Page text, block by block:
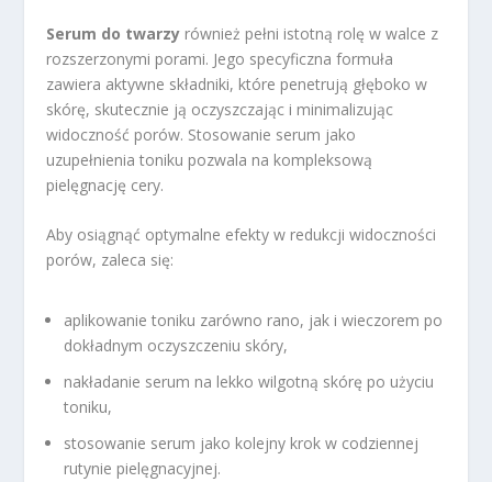
Serum do twarzy również pełni istotną rolę w walce z
rozszerzonymi porami. Jego specyficzna formuła
zawiera aktywne składniki, które penetrują głęboko w
skórę, skutecznie ją oczyszczając i minimalizując
widoczność porów. Stosowanie serum jako
uzupełnienia toniku pozwala na kompleksową
pielęgnację cery.
Aby osiągnąć optymalne efekty w redukcji widoczności
porów, zaleca się:
aplikowanie toniku zarówno rano, jak i wieczorem po
dokładnym oczyszczeniu skóry,
nakładanie serum na lekko wilgotną skórę po użyciu
toniku,
stosowanie serum jako kolejny krok w codziennej
rutynie pielęgnacyjnej.